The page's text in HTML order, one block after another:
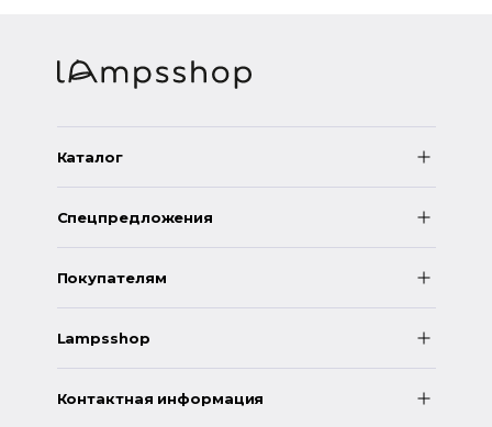
Каталог
Спецпредложения
Покупателям
Lampsshop
Контактная информация